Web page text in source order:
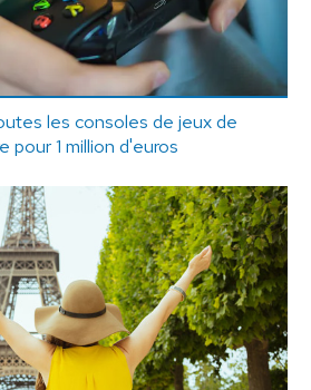
les consoles de jeux de
pour 1 million d'euros